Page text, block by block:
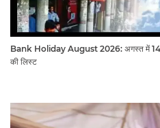
Bank Holiday August 2026: अगस्त में 14
की लिस्ट​​​​​​​